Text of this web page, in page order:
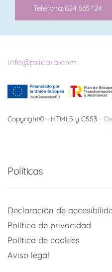
Teléfono: 624 665 124
info@psicara.com
Copyright© - HTML5 y CSS3 -
Políticas
Declaración de
Política de privacidad
Política de cookies
Aviso legal